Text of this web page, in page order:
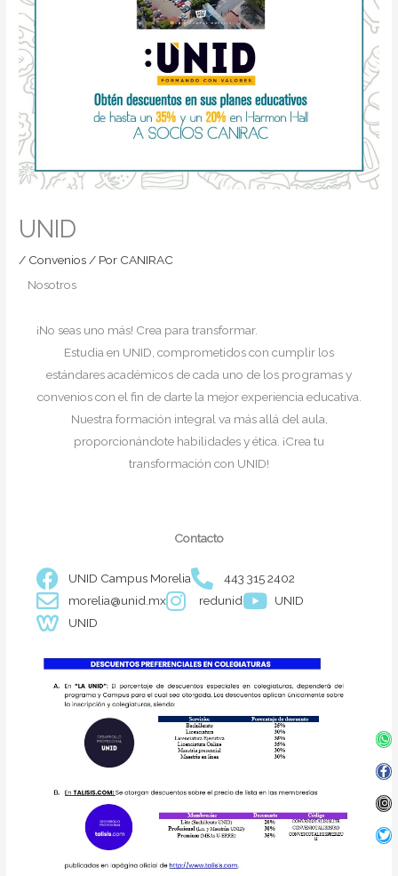
UNID
/ Convenios / Por CANIRAC
Nosotros
¡No seas uno más! Crea para transformar.
Estudia en UNID, comprometidos con cumplir los
estándares académicos de cada uno de los programas y
convenios con el fin de darte la mejor experiencia educativa.
Nuestra formación integral va más allá del aula,
proporcionándote habilidades y ética. ¡Crea tu
transformación con UNID!
Contacto
UNID Campus Morelia
443 315 2402
morelia@unid.mx
redunid
UNID
UNID
f